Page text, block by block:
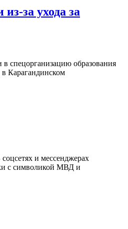
за ухода за
спецорганизацию образования
в Карагандинском
и мессенджерах
с символикой МВД и